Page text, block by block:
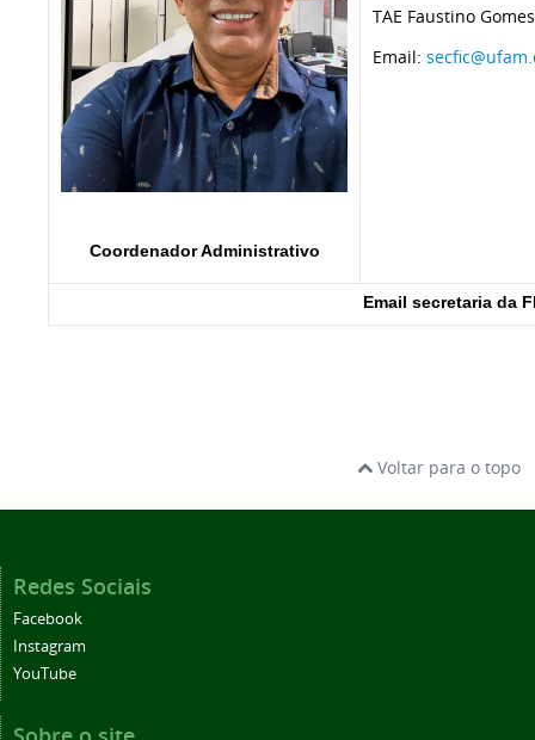
Coordenador Administrativo
TAE Faustino
Email:
Email secretaria da
Voltar para o topo
Redes Sociais
Facebook
Instagram
YouTube